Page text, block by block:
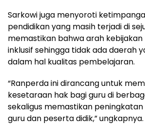
Sarkowi juga menyoroti
pendidikan yang masih terjadi di
memastikan bahwa arah kebijakan
inklusif sehingga tidak ada daerah
dalam hal kualitas pembelajaran.
“Ranperda ini dirancang untuk
kesetaraan hak bagi guru di
sekaligus memastikan
guru dan peserta didik,” ungkapnya.